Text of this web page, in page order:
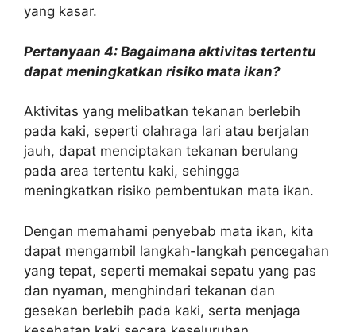
yang kasar.
Pertanyaan 4: Bagaimana aktivitas tertentu
dapat meningkatkan risiko mata ikan?
Aktivitas yang melibatkan tekanan berlebih
pada kaki, seperti olahraga lari atau berjalan
jauh, dapat menciptakan tekanan berulang
pada area tertentu kaki, sehingga
meningkatkan risiko pembentukan mata ikan.
Dengan memahami penyebab mata ikan, kita
dapat mengambil langkah-langkah pencegahan
yang tepat, seperti memakai sepatu yang pas
dan nyaman, menghindari tekanan dan
gesekan berlebih pada kaki, serta menjaga